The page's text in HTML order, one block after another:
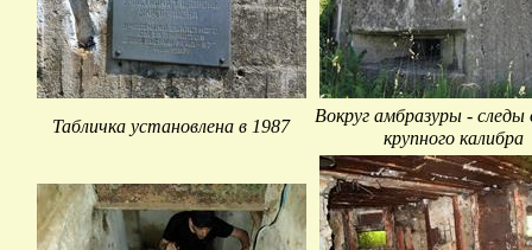
Табличка установлена в 1987
Вокруг амбразуры - следы
крупного калибра